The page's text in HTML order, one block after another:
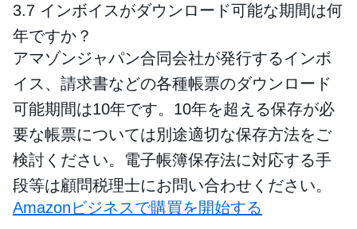
3.7 インボイスがダウンロード可能な期間は何
年ですか？
アマゾンジャパン合同会社が発行するインボ
イス、請求書などの各種帳票のダウンロード
可能期間は10年です。10年を超える保存が必
要な帳票については別途適切な保存方法をご
検討ください。電子帳簿保存法に対応する手
段等は顧問税理士にお問い合わせください。
Amazonビジネスで購買を開始する